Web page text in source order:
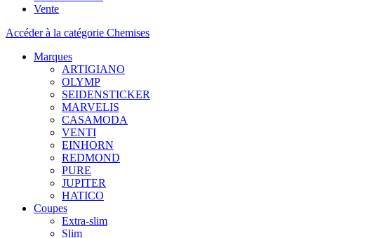
Vente
Accéder à la catégorie Chemises
Marques
ARTIGIANO
OLYMP
SEIDENSTICKER
MARVELIS
CASAMODA
VENTI
EINHORN
REDMOND
PURE
JUPITER
HATICO
Coupes
Extra-slim
Slim